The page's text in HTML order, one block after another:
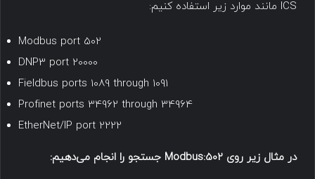
ICS مانند موارد زیر استفاده کنیم:
Modbus port 502
DNP3 port 20000
Fieldbus ports 1089 through 1091
Profinet ports 34962 through 34964
EtherNet/IP port 2222
در مثال زیر روی Modbus:502 جستجو را انجام می‌دهیم: